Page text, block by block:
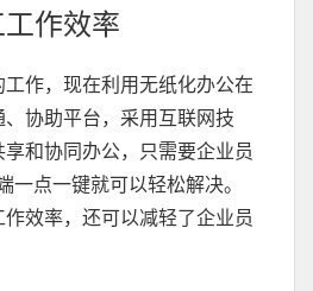
作效率
作，现在利用无纸化办公在
协助平台，采用互联网技
和协同办公，只需要企业员
点一键就可以轻松解决。
效率，还可以减轻了企业员